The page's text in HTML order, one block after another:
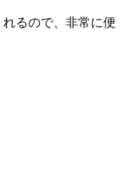
るので、非常に便